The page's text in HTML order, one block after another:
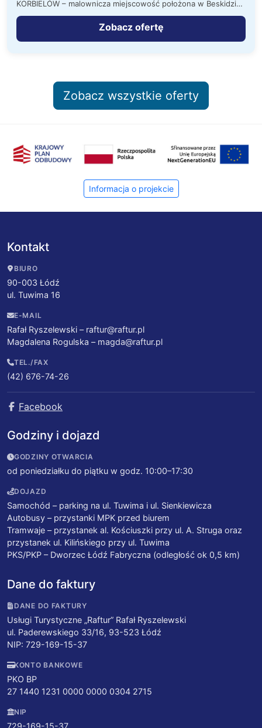
KORBIELÓW – malownicza miejscowość położona w Beskidzie
Żywieckim, na samym krańcu…
Zobacz ofertę
Zobacz wszystkie oferty
Informacja o projekcie
Kontakt
BIURO
90-003 Łódź
ul. Tuwima 16
E-MAIL
Rafał Ryszelewski – raftur@raftur.pl
Magdalena Rogulska – magda@raftur.pl
TEL./FAX
(42) 676-74-26
Facebook
Godziny i dojazd
GODZINY OTWARCIA
od poniedziałku do piątku w godz. 10:00–17:30
DOJAZD
Samochód – parking na ul. Tuwima i ul. Sienkiewicza
Autobusy – przystanki MPK przed biurem
Tramwaje – przystanek al. Kościuszki przy ul. A. Struga oraz
przystanek ul. Kilińskiego przy ul. Tuwima
PKS/PKP – Dworzec Łódź Fabryczna (odległość ok 0,5 km)
Dane do faktury
DANE DO FAKTURY
Usługi Turystyczne „Raftur” Rafał Ryszelewski
ul. Paderewskiego 33/16, 93-523 Łódź
NIP: 729-169-15-37
KONTO BANKOWE
PKO BP
27 1440 1231 0000 0000 0304 2715
NIP
729-169-15-37